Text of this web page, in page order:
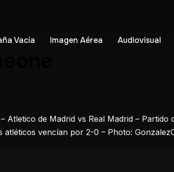
Vacía Imagen Aérea Audiovisual
Atletico de Madrid vs Real Madrid – Partido
vencían por 2-0 – Photo: